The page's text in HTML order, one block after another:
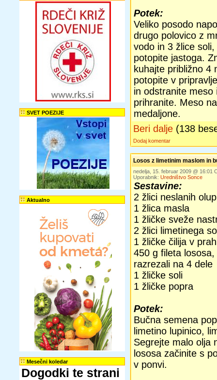
SVET POEZIJE
Aktualno
Mesečni koledar
Dogodki te strani
Potek:
Veliko posodo
drugo polovico z
vodo in 3 žlice
potopite jastoga.
kuhajte približno 4
potopite v
in odstranite meso
prihranite. Meso
medaljone.
Beri dalje (138
Dodaj komentar
Losos z limetinim maslom in
nedelja, 15. februar 2009 @ 16:01
Uporabnik: Uredništvo Sonce
Sestavine:
2 žlici neslanih
1 žlica masla
1 žličke sveže
2 žlici limetinega
1 žličke čilija v
450 g fileta
razrezali na 4 dele
1 žličke soli
1 žličke popra
Potek:
Bučna semena
limetino lupinico,
Segrejte malo olja
lososa začinite s
v ponvi.